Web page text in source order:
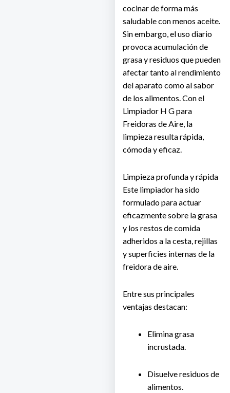
cocinar de forma más
saludable con menos aceite.
Sin embargo, el uso diario
provoca acumulación de
grasa y residuos que pueden
afectar tanto al rendimiento
del aparato como al sabor
de los alimentos. Con el
Limpiador H G para
Freidoras de Aire, la
limpieza resulta rápida,
cómoda y eficaz.
Limpieza profunda y rápida
Este limpiador ha sido
formulado para actuar
eficazmente sobre la grasa
y los restos de comida
adheridos a la cesta, rejillas
y superficies internas de la
freidora de aire.
Entre sus principales
ventajas destacan:
Elimina grasa
incrustada.
Disuelve residuos de
alimentos.